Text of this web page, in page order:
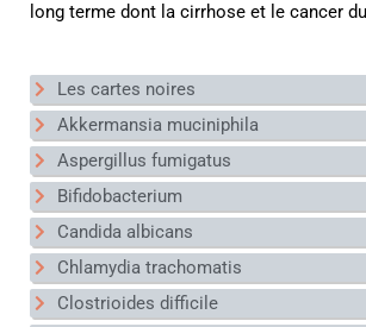
long terme dont la cirrhose et le cancer
Les cartes noires
Akkermansia muciniphila
Aspergillus fumigatus
Bifidobacterium
Candida albicans
Chlamydia trachomatis
Clostrioides difficile